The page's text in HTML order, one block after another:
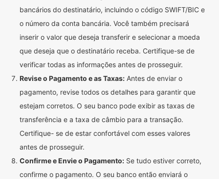
bancários do destinatário, incluindo o código SWIFT/BIC e
o número da conta bancária. Você também precisará
inserir o valor que deseja transferir e selecionar a moeda
que deseja que o destinatário receba. Certifique-se de
verificar todas as informações antes de prosseguir.
Revise o Pagamento e as Taxas: Antes de enviar o
pagamento, revise todos os detalhes para garantir que
estejam corretos. O seu banco pode exibir as taxas de
transferência e a taxa de câmbio para a transação.
Certifique- se de estar confortável com esses valores
antes de prosseguir.
Confirme e Envie o Pagamento: Se tudo estiver correto,
confirme o pagamento. O seu banco então enviará o